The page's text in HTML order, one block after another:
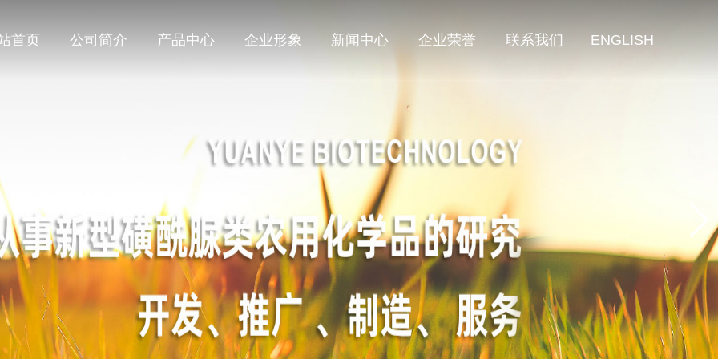
首页 公司简介 产品中心 企业形象 新闻中心 企业荣誉 联系我们 ENGLISH